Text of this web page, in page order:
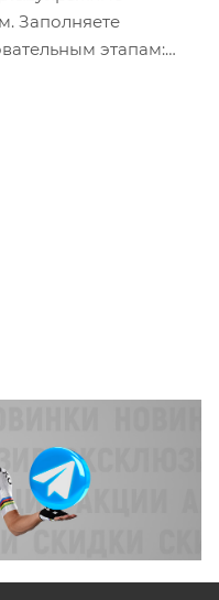
Заполняете
этапам: